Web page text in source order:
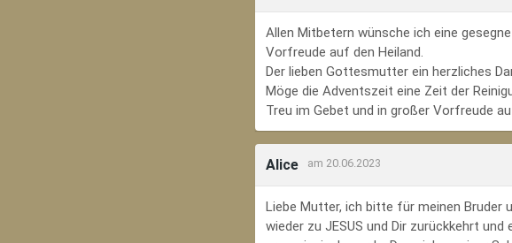
Allen Mitbetern wünsche ich eine
Vorfreude auf den Heiland.
Der lieben Gottesmutter ein herzliches
Möge die Adventszeit eine Zeit der
Treu im Gebet und in großer Vorfreude
Alice am 20.06.2023
Liebe Mutter, ich bitte für meinen Bruder
wieder zu JESUS und Dir zurückkehrt